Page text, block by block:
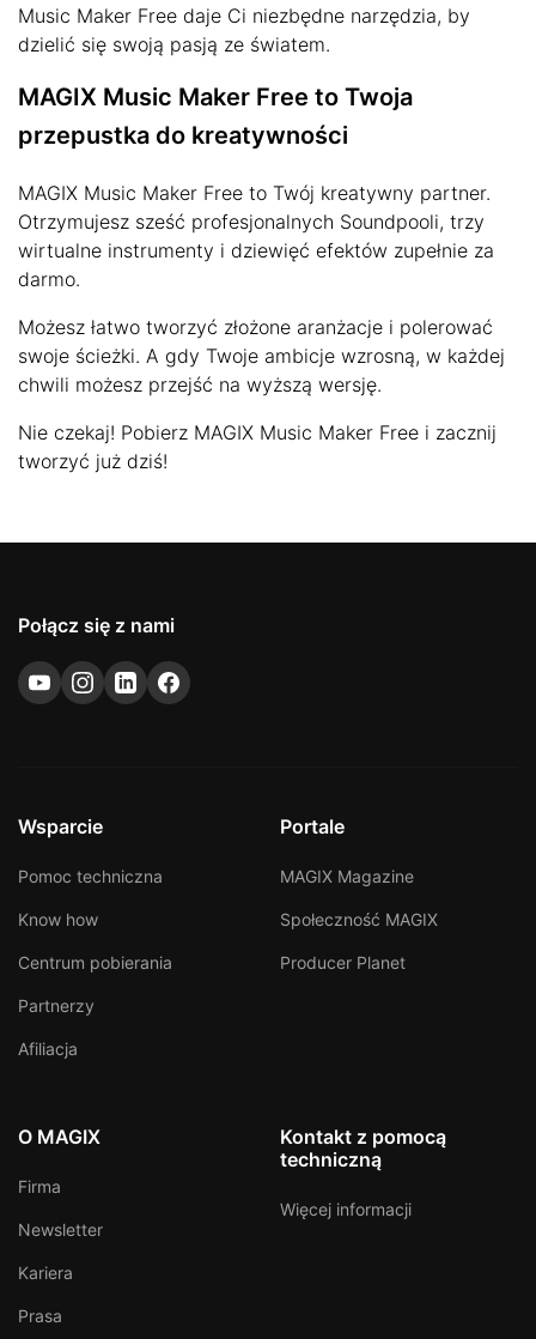
Music Maker Free daje Ci niezbędne narzędzia, by
dzielić się swoją pasją ze światem.
MAGIX Music Maker Free to Twoja
przepustka do kreatywności
MAGIX Music Maker Free to Twój kreatywny partner.
Otrzymujesz sześć profesjonalnych Soundpooli, trzy
wirtualne instrumenty i dziewięć efektów zupełnie za
darmo.
Możesz łatwo tworzyć złożone aranżacje i polerować
swoje ścieżki. A gdy Twoje ambicje wzrosną, w każdej
chwili możesz przejść na wyższą wersję.
Nie czekaj! Pobierz MAGIX Music Maker Free i zacznij
tworzyć już dziś!
Połącz się z nami
Wsparcie
Pomoc techniczna
Know how
Centrum pobierania
Partnerzy
Afiliacja
Portale
MAGIX Magazine
Społeczność MAGIX
Producer Planet
O MAGIX
Firma
Newsletter
Kariera
Prasa
Kontakt z pomocą
techniczną
Więcej informacji